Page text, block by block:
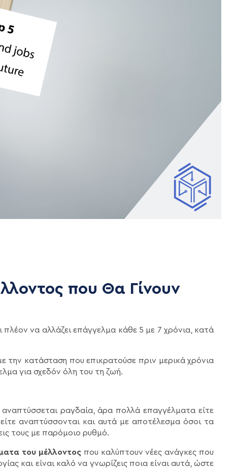
που Θα Γίνουν
να αλλάζει επάγγελμα κάθε 5 με 7 χρόνια, κατά
την κατάσταση που επικρατούσε πριν μερικά χρόνια
για σχεδόν όλη του τη ζωή.
ραγδαία, άρα πολλά επαγγέλματα είτε
αναπτύσσονται και αυτά με αποτέλεσμα όσοι τα
τους με παρόμοιο ρυθμό.
του μέλλοντοςπου καλύπτουν νέες ανάγκες που
και είναι καλό να γνωρίζεις ποια είναι αυτά, ώστε